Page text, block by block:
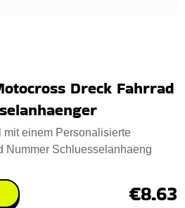
Dreck Fahrrad
mit einem Personalisierte
Nummer Schluesselanhaeng
€8.63